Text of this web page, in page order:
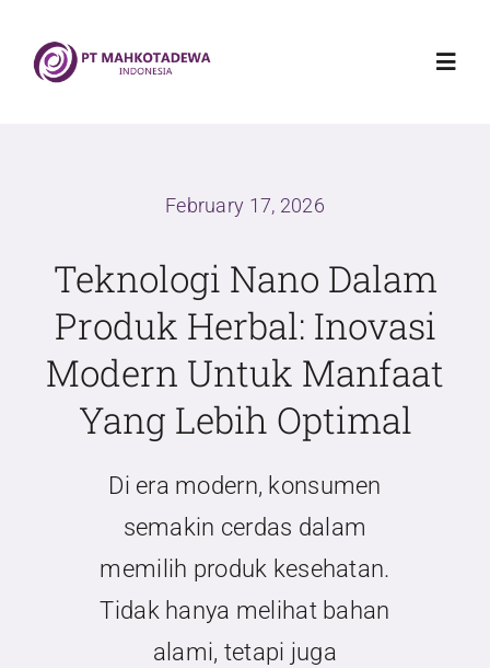
content
Griya Sehat Mahkotadewa
Produk
February 17, 2026
Teknologi Nano Dalam
Produk Herbal: Inovasi
Modern Untuk Manfaat
Yang Lebih Optimal
Di era modern, konsumen
semakin cerdas dalam
memilih produk kesehatan.
Tidak hanya melihat bahan
alami, tetapi juga